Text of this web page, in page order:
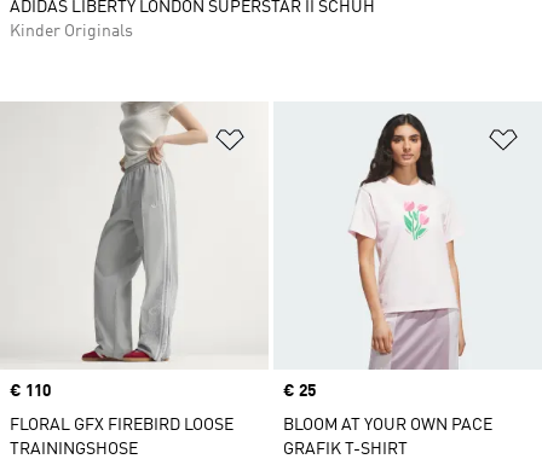
Zur Wunschliste hinzufügen
Price
€ 110
FLORAL GFX FIREBIRD LOOSE
TRAININGSHOSE
Price
€ 25
BLOOM AT YOUR OWN PACE
GRAFIK T-SHIRT
ADIDAS LIBERTY LONDON SUPERSTAR II SCHUH
Kinder Originals